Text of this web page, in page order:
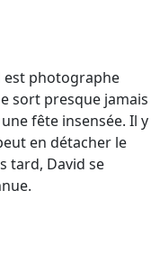
est photographe
sort presque jamais
fête insensée. Il y
en détacher le
tard, David se